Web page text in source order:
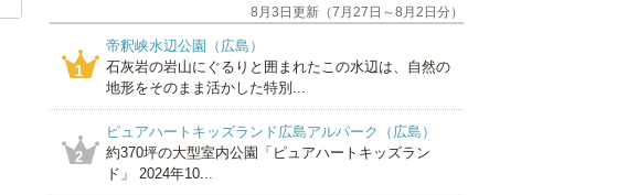
8月3日更新（7月27日～8月2日分）
1
帝釈峡水辺公園（広島）
石灰岩の岩山にぐるりと囲まれたこの水辺は、自然の
地形をそのまま活かした特別...
2
ピュアハートキッズランド広島アルパーク（広島）
約370坪の大型室内公園「ピュアハートキッズラン
ド」 2024年10...